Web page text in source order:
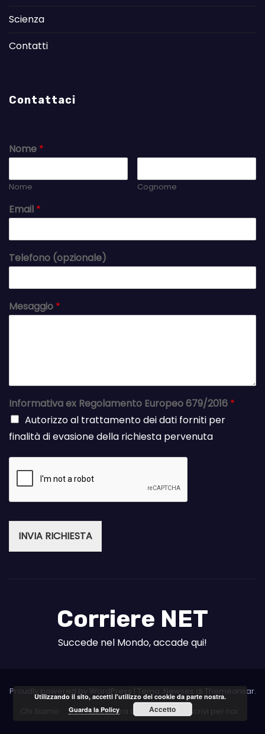
Scienza
Contatti
Contattaci
Nome *
Nome Cognome
Email *
Telefono (opzionale)
Mesaggio *
Informativa ex Regolamento Europeo 679/2016 *
Autorizzo al trattamento dei dati forniti per
finalità di evasione della richiesta pervenuta
INVIA RICHIESTA
Corriere NET
Succede nel Mondo, accade qui!
Proudly powered by WordPress | Tema: Newses di Themeansar.
Chi Siamo
Collabora con noi Scrivi per noi
Utilizzando il sito, accetti l'utilizzo dei cookie da parte nostra.
Guarda la Policy
Accetto